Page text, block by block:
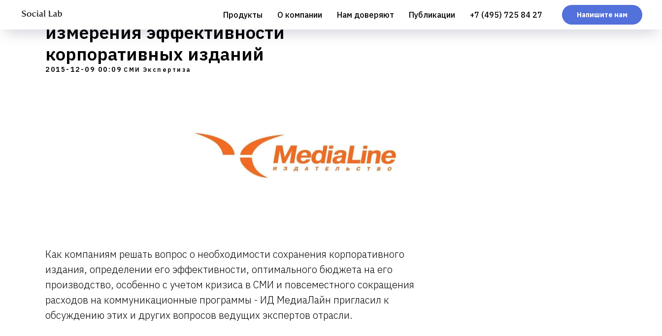
Продукты О компании Нам доверяют Публикации +7 (495) 725 84 27 Напишите нам
ИД МедиаЛайн предлагает решения для
измерения эффективности
корпоративных изданий
2015-12-09 00:09 СМИ Экспертиза
Как компаниям решать вопрос о необходимости сохранения корпоративного
издания, определении его эффективности, оптимального бюджета на его
производство, особенно с учетом кризиса в СМИ и повсеместного сокращения
расходов на коммуникационные программы - ИД МедиаЛайн пригласил к
обсуждению этих и других вопросов ведущих экспертов отрасли.